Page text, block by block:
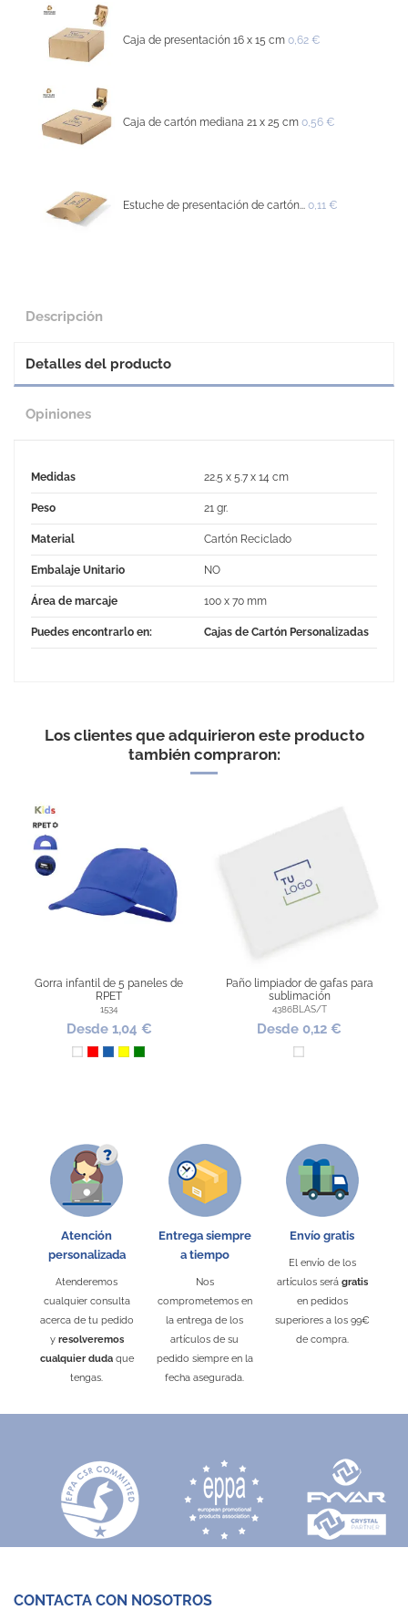
Caja de presentación 16 x 15 cm 0,62 €
Caja de cartón mediana 21 x 25 cm 0,56 €
Estuche de presentación de cartón... 0,11 €
Descripción
Detalles del producto
Opiniones
Medidas 22.5 x 5.7 x 14 cm
Peso 21 gr.
Material Cartón Reciclado
Embalaje Unitario NO
Área de marcaje 100 x 70 mm
Puedes encontrarlo en: Cajas de Cartón Personalizadas
Los clientes que adquirieron este producto
también compraron:
Gorra infantil de 5 paneles de
RPET
1534
Desde 1,04 €
Blanco
RojoAzulAmarillo
Verde
Paño limpiador de gafas para
sublimación
4386BLAS/T
Desde 0,12 €
Blanco
Estuche de presentación de
cartón reciclado
Desde 0,07 €
Kraft
Set para colorear
Desde 0,41 €
Kraft
Cubrevolantes
N-025
Desde 0,49 €
Negro
RojoAzul
Atención
personalizada
Atenderemos
cualquier consulta
acerca de tu pedido
y resolveremos
cualquier dudaque
tengas.
Entrega siempre
a tiempo
Nos
comprometemos en
la entrega de los
artículos de su
pedido siempre en la
fecha asegurada.
Envío gratis
El envío de los
artículos será gratis
en pedidos
superiores a los 99€
de compra.
CONTACTA CON NOSOTROS